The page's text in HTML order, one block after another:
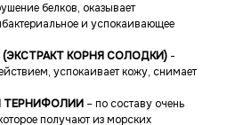
белков, оказывает
и успокаивающее
КОРНЯ СОЛОДКИ) -
успокаивает кожу, снимает
ТЕРНИФОЛИИ – по составу очень
получают из морских